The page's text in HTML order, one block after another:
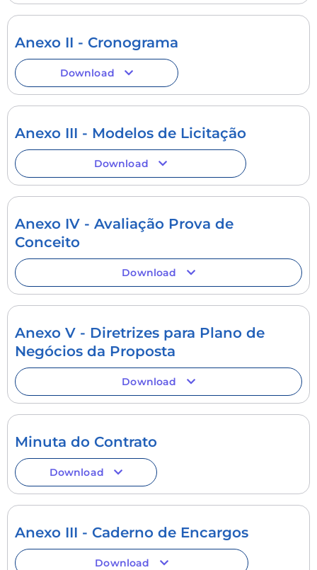
Anexo II - Cronograma
Download
Anexo III - Modelos de Licitação
Download
Anexo IV - Avaliação Prova de
Conceito
Download
Anexo V - Diretrizes para Plano de
Negócios da Proposta
Download
Minuta do Contrato
Download
Anexo III - Caderno de Encargos
Download